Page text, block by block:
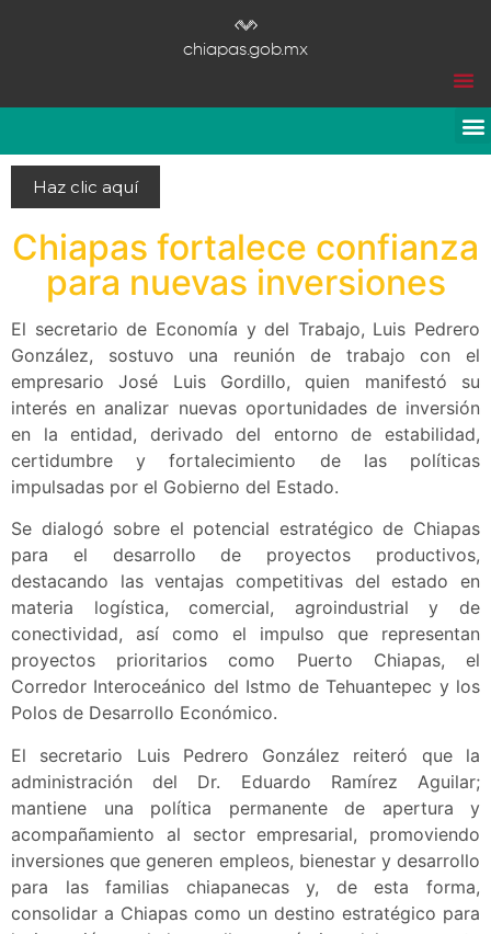
chiapas.gob.mx
Haz clic aquí
Chiapas fortalece confianza
para nuevas inversiones
El secretario de Economía y del Trabajo, Luis Pedrero
González, sostuvo una reunión de trabajo con el
empresario José Luis Gordillo, quien manifestó su
interés en analizar nuevas oportunidades de inversión
en la entidad, derivado del entorno de estabilidad,
certidumbre y fortalecimiento de las políticas
impulsadas por el Gobierno del Estado.
Se dialogó sobre el potencial estratégico de Chiapas
para el desarrollo de proyectos productivos,
destacando las ventajas competitivas del estado en
materia logística, comercial, agroindustrial y de
conectividad, así como el impulso que representan
proyectos prioritarios como Puerto Chiapas, el
Corredor Interoceánico del Istmo de Tehuantepec y los
Polos de Desarrollo Económico.
El secretario Luis Pedrero González reiteró que la
administración del Dr. Eduardo Ramírez Aguilar;
mantiene una política permanente de apertura y
acompañamiento al sector empresarial, promoviendo
inversiones que generen empleos, bienestar y desarrollo
para las familias chiapanecas y, de esta forma,
consolidar a Chiapas como un destino estratégico para